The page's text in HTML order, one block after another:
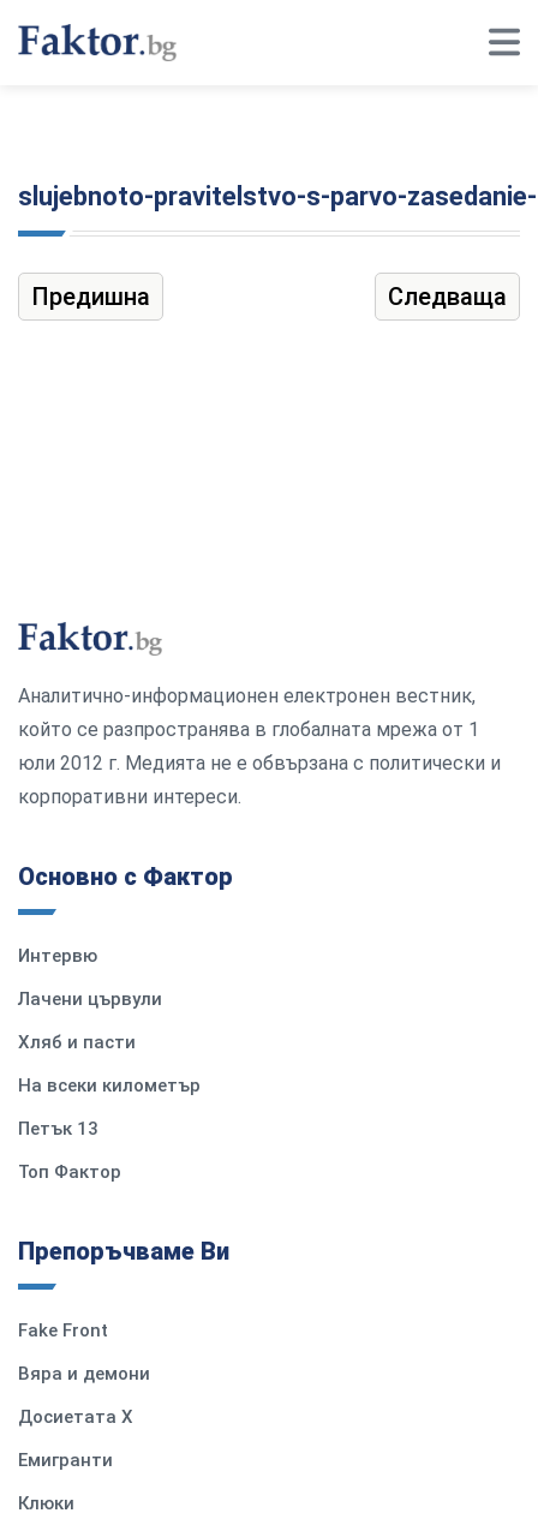
slujebnoto-pravitelstvo-s-parvo-
Предишна Следваща
Аналитично-информационен електронен вестник,
който се разпространява в глобалната мрежа от 1
юли 2012 г. Медията не е обвързана с политически и
корпоративни интереси.
Основно с Фактор
Интервю
Лачени цървули
Хляб и пасти
На всеки километър
Петък 13
Топ Фактор
Препоръчваме Ви
Fake Front
Вяра и демони
Досиетата Х
Емигранти
Клюки